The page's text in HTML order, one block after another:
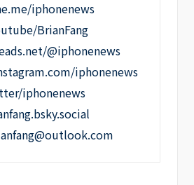
iphonenews
BrianFang
@iphonenews
iphonenews
iphonenews